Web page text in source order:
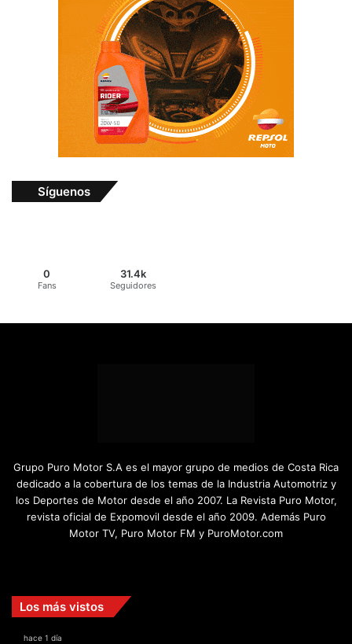
Síguenos
0
Fans
31.4k
Seguidores
Grupo Puro Motor S.A es el mayor grupo de medios de Costa Rica
dedicado a la cobertura de los temas de la Industria Automotriz y
los Deportes de Motor desde el año 2007. La Revista Puro Motor,
revista oficial de Expomovil desde el año 2009. Además Puro
Motor TV, Puro Motor FM y PuroMotor.com
Los más vistos
hace 1 día